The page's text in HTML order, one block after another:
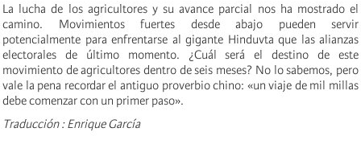
La lucha de los agricultores y su avance parcial nos ha mostrado el
camino. Movimientos fuertes desde abajo pueden servir
potencialmente para enfrentarse al gigante Hinduvta que las alianzas
electorales de último momento. ¿Cuál será el destino de este
movimiento de agricultores dentro de seis meses? No lo sabemos, pero
vale la pena recordar el antiguo proverbio chino: «un viaje de mil millas
debe comenzar con un primer paso».
Traducción : Enrique García